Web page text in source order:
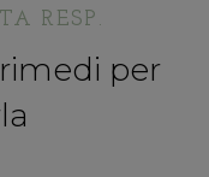
RESP.
per